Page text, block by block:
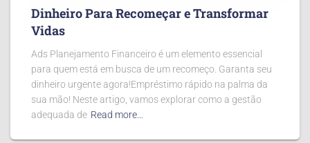
Dinheiro Para Recomeçar e Transformar
Vidas
Ads Planejamento Financeiro é um elemento essencial
para quem está em busca de um recomeço. Garanta seu
dinheiro urgente agora!Empréstimo rápido na palma da
sua mão! Neste artigo, vamos explorar como a gestão
adequada de Read more…